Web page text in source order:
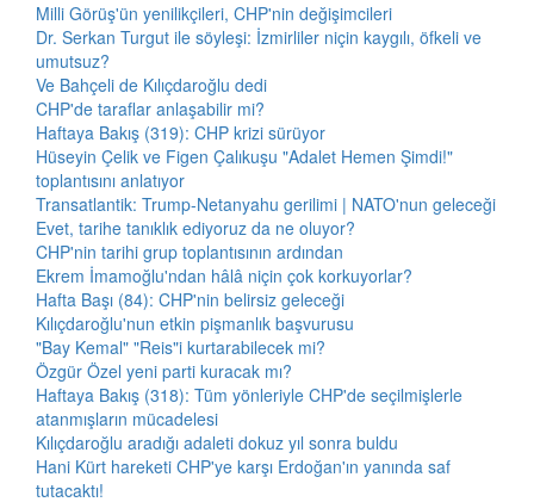
Milli Görüş'ün yenilikçileri, CHP'nin değişimcileri
Dr. Serkan Turgut ile söyleşi: İzmirliler niçin kaygılı, öfkeli ve
umutsuz?
Ve Bahçeli de Kılıçdaroğlu dedi
CHP'de taraflar anlaşabilir mi?
Haftaya Bakış (319): CHP krizi sürüyor
Hüseyin Çelik ve Figen Çalıkuşu "Adalet Hemen Şimdi!"
toplantısını anlatıyor
Transatlantik: Trump-Netanyahu gerilimi | NATO'nun geleceği
Evet, tarihe tanıklık ediyoruz da ne oluyor?
CHP'nin tarihi grup toplantısının ardından
Ekrem İmamoğlu'ndan hâlâ niçin çok korkuyorlar?
Hafta Başı (84): CHP'nin belirsiz geleceği
Kılıçdaroğlu'nun etkin pişmanlık başvurusu
"Bay Kemal" "Reis"i kurtarabilecek mi?
Özgür Özel yeni parti kuracak mı?
Haftaya Bakış (318): Tüm yönleriyle CHP'de seçilmişlerle
atanmışların mücadelesi
Kılıçdaroğlu aradığı adaleti dokuz yıl sonra buldu
Hani Kürt hareketi CHP'ye karşı Erdoğan'ın yanında saf
tutacaktı!